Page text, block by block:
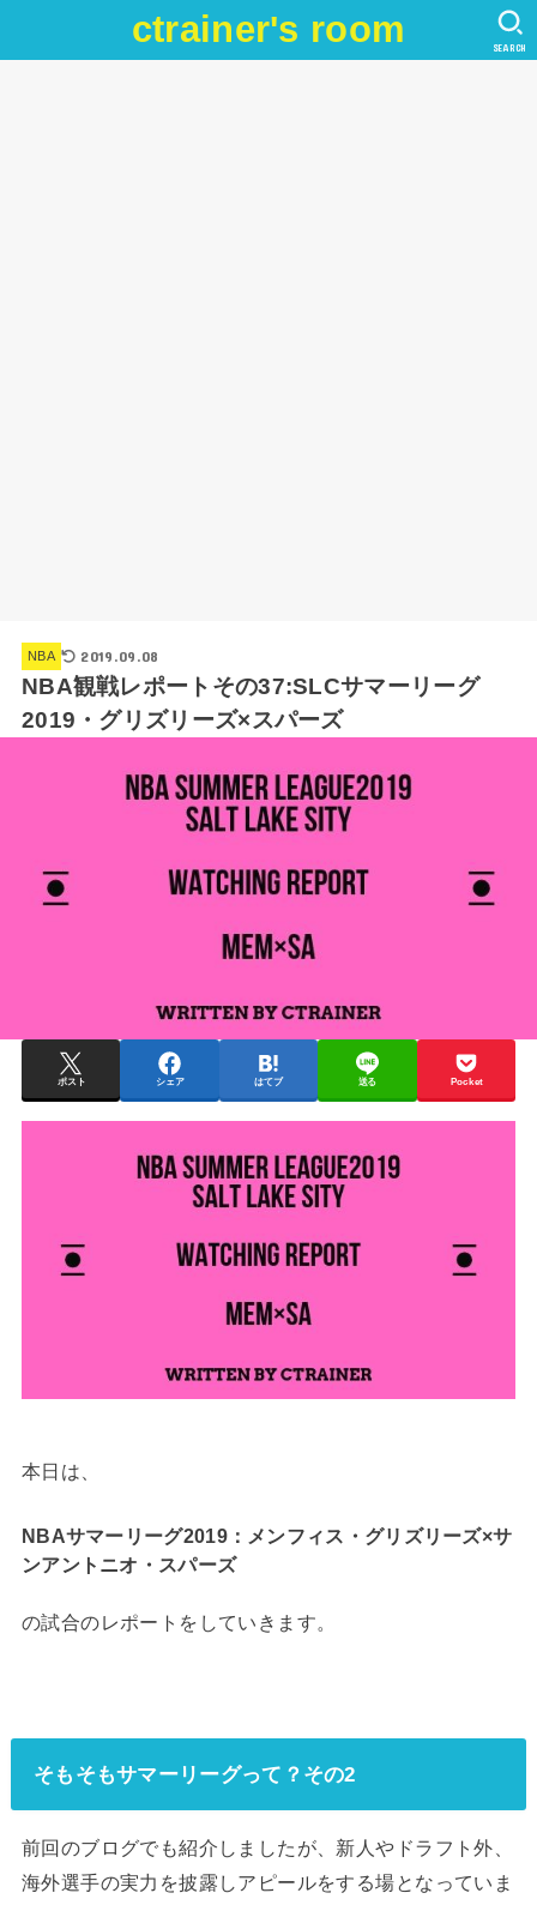
ctrainer's room SEARCH
NBA 2019.09.08
NBA観戦レポートその37:SLCサマーリーグ
2019・グリズリーズ×スパーズ
ポスト シェア はてブ 送る Pocket
本日は、
NBAサマーリーグ2019：メンフィス・グリズリーズ×サ
ンアントニオ・スパーズ
の試合のレポートをしていきます。
そもそもサマーリーグって？その2
前回のブログでも紹介しましたが、新人やドラフト外、
海外選手の実力を披露しアピールをする場となっていま